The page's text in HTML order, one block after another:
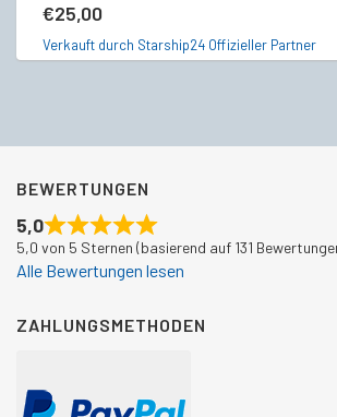
€25,00
Verkauft durch Starship24 Offizieller Partner
BEWERTUNGEN
5,0
5,0 von 5 Sternen (basierend auf 131
Alle Bewertungen lesen
ZAHLUNGSMETHODEN